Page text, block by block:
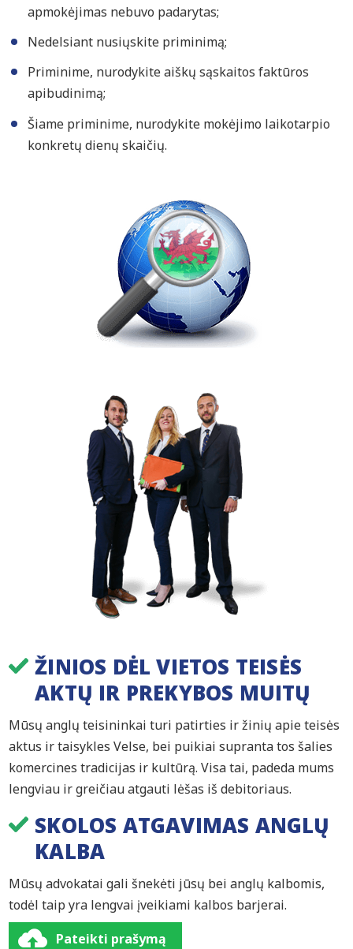
apmokėjimas nebuvo padarytas;
Nedelsiant nusiųskite priminimą;
Priminime, nurodykite aiškų sąskaitos faktūros
apibudinimą;
Šiame priminime, nurodykite mokėjimo laikotarpio
konkretų dienų skaičių.
ŽINIOS DĖL VIETOS TEISĖS
AKTŲ IR PREKYBOS MUITŲ
Mūsų anglų teisininkai turi patirties ir žinių apie teisės
aktus ir taisykles Velse, bei puikiai supranta tos šalies
komercines tradicijas ir kultūrą. Visa tai, padeda mums
lengviau ir greičiau atgauti lėšas iš debitoriaus.
SKOLOS ATGAVIMAS ANGLŲ
KALBA
Mūsų advokatai gali šnekėti jūsų bei anglų kalbomis,
todėl taip yra lengvai įveikiami kalbos barjerai.
Pateikti prašymą